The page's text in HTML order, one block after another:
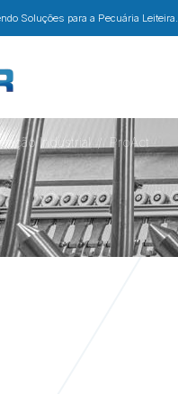
Soluções para a Pecuária Leiteira.
Industrial ProAct